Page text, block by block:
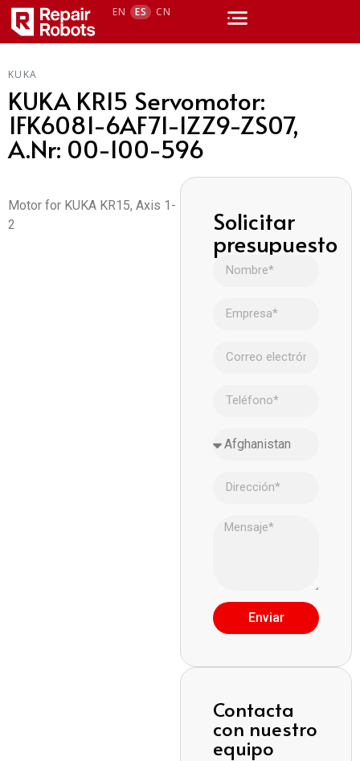
EN ES CN
KUKA
KUKA KR15 Servomotor:
1FK6081-6AF71-1ZZ9-ZS07,
A.Nr: 00-100-596
Motor for KUKA KR15, Axis 1-
2
Solicitar
presupuesto
Enviar
Contacta
con nuestro
equipo